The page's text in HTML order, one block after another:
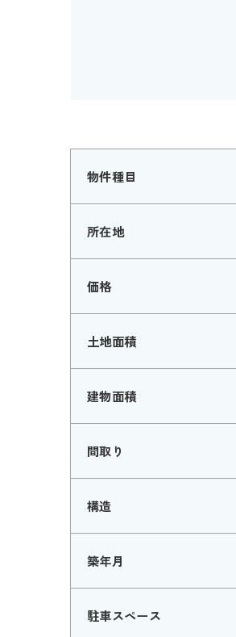
物件種目
所在地
価格
土地面積
建物面積
間取り
構造
築年月
駐車スペース